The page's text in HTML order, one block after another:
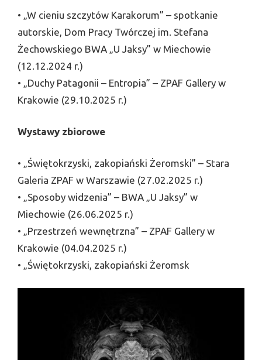
• „W cieniu szczytów Karakorum” – spotkanie
autorskie, Dom Pracy Twórczej im. Stefana
Żechowskiego BWA „U Jaksy” w Miechowie
(12.12.2024 r.)
• „Duchy Patagonii – Entropia” – ZPAF Gallery w
Krakowie (29.10.2025 r.)
Wystawy zbiorowe
• „Świętokrzyski, zakopiański Żeromski” – Stara
Galeria ZPAF w Warszawie (27.02.2025 r.)
• „Sposoby widzenia” – BWA „U Jaksy” w
Miechowie (26.06.2025 r.)
• „Przestrzeń wewnętrzna” – ZPAF Gallery w
Krakowie (04.04.2025 r.)
• „Świętokrzyski, zakopiański Żeromsk